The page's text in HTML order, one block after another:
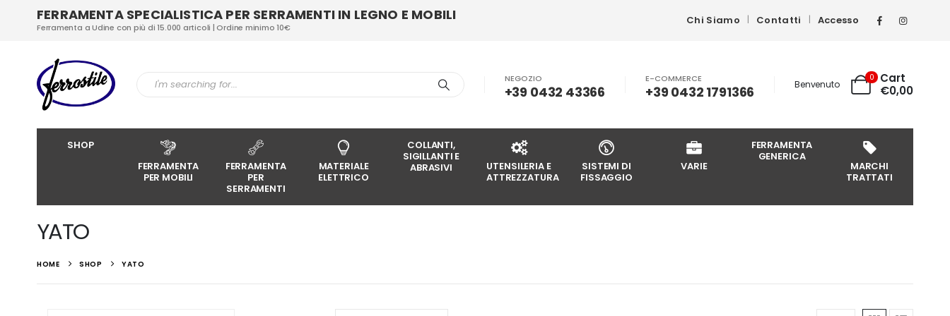
FERRAMENTA SPECIALISTICA PER SERRAMENTI IN LEGNO E MOBILI
Ferramenta a Udine con più di 15.000 articoli | Ordine minimo 10€
Chi Siamo Contatti Accesso
NEGOZIO
+39 0432 43366
E-COMMERCE
+39 0432 1791366 Benvenuto
0
Cart
€0,00
SHOP
FERRAMENTA
PER MOBILI
FERRAMENTA
PER
SERRAMENTI
MATERIALE
ELETTRICO
COLLANTI,
SIGILLANTI E
ABRASIVI
UTENSILERIA E
ATTREZZATURA
SISTEMI DI
FISSAGGIO
VARIE
FERRAMENTA
GENERICA
MARCHI
TRATTATI
YATO
HOME SHOP YATO